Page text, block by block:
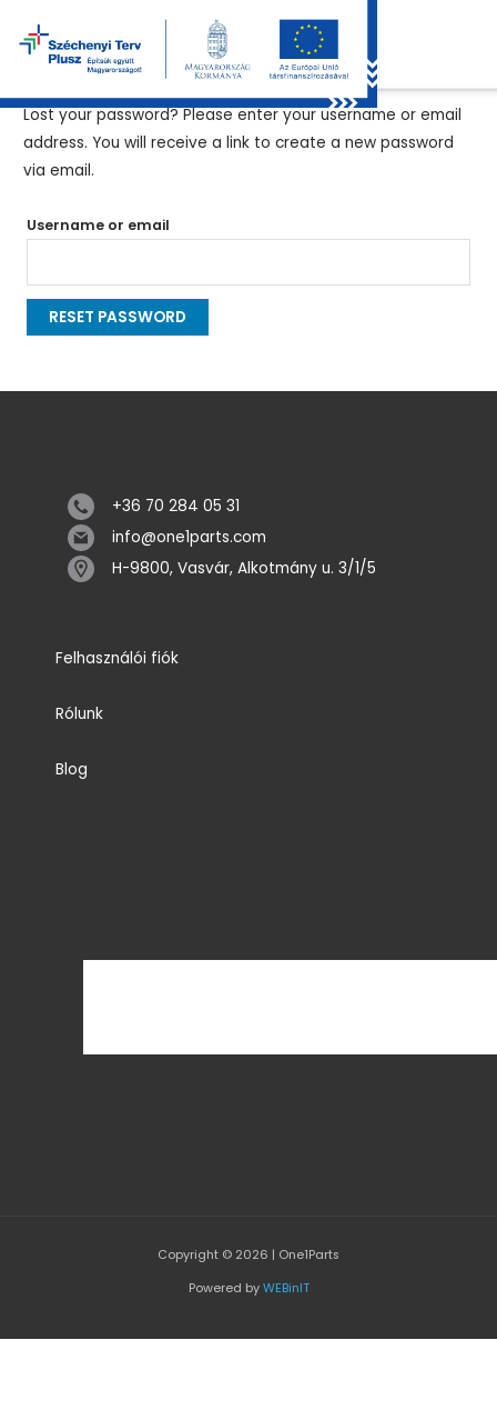
Lost your password? Please enter your username or email
address. You will receive a link to create a new password
via email.
Username or email
RESET PASSWORD
+36 70 284 05 31
info@one1parts.com
H-9800, Vasvár, Alkotmány u. 3/1/5
Felhasználói fiók
Rólunk
Blog
Copyright © 2026 | One1Parts
Powered by WEBinIT